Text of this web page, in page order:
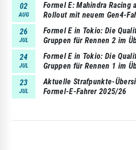
02
AUG
Formel E: Mahindra Racing
Rollout mit neuem Gen4-
26
JUL
Formel E in Tokio: Die
Gruppen für Rennen 2 im
24
JUL
Formel E in Tokio: Die
Gruppen für Rennen 1 im
23
JUL
Aktuelle Strafpunkte-
Formel-E-Fahrer 2025/26